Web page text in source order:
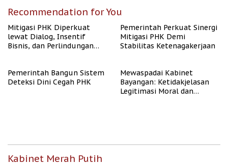
Recommendation for You
Mitigasi PHK Diperkuat
lewat Dialog, Insentif
Bisnis, dan Perlindungan
Pemerintah Perkuat Sinergi
Mitigasi PHK Demi
Stabilitas Ketenagakerjaan
Pemerintah Bangun Sistem
Deteksi Dini Cegah PHK
Mewaspadai Kabinet
Bayangan: Ketidakjelasan
Legitimasi Moral dan
Kabinet Merah Putih